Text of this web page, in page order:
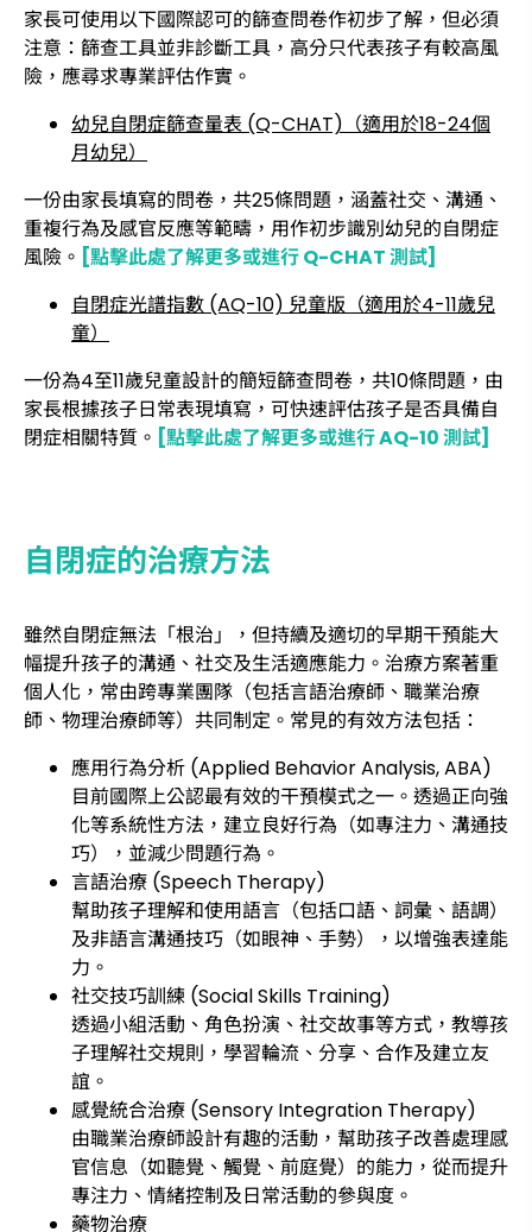
家長可使用以下國際認可的篩查問卷作初步了解，但必須
注意：篩查工具並非診斷工具，高分只代表孩子有較高風
險，應尋求專業評估作實。
幼兒自閉症篩查量表 (Q-CHAT)（適用於18-24個
月幼兒）
一份由家長填寫的問卷，共25條問題，涵蓋社交、溝通、
重複行為及感官反應等範疇，用作初步識別幼兒的自閉症
風險。 [點擊此處了解更多或進行 Q-CHAT 測試]
自閉症光譜指數 (AQ-10) 兒童版（適用於4-11歲兒
童）
一份為4至11歲兒童設計的簡短篩查問卷，共10條問題，由
家長根據孩子日常表現填寫，可快速評估孩子是否具備自
閉症相關特質。 [點擊此處了解更多或進行 AQ-10 測試]
自閉症的治療方法
雖然自閉症無法「根治」，但持續及適切的早期干預能大
幅提升孩子的溝通、社交及生活適應能力。治療方案著重
個人化，常由跨專業團隊（包括言語治療師、職業治療
師、物理治療師等）共同制定。常見的有效方法包括：
應用行為分析 (Applied Behavior Analysis, ABA)
目前國際上公認最有效的干預模式之一。透過正向強
化等系統性方法，建立良好行為（如專注力、溝通技
巧），並減少問題行為。
言語治療 (Speech Therapy)
幫助孩子理解和使用語言（包括口語、詞彙、語調）
及非語言溝通技巧（如眼神、手勢），以增強表達能
力。
社交技巧訓練 (Social Skills Training)
透過小組活動、角色扮演、社交故事等方式，教導孩
子理解社交規則，學習輪流、分享、合作及建立友
誼。
感覺統合治療 (Sensory Integration Therapy)
由職業治療師設計有趣的活動，幫助孩子改善處理感
官信息（如聽覺、觸覺、前庭覺）的能力，從而提升
專注力、情緒控制及日常活動的參與度。
藥物治療